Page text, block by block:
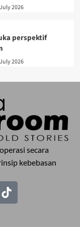
2026
perspektif
2026
secara
kebebasan